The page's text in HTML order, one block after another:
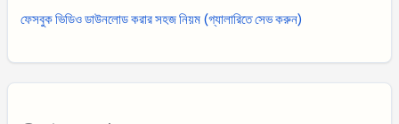
ফেসবুক ভিডিও ডাউনলোড করার সহজ নিয়ম (গ্যালারিতে সেভ করুন)